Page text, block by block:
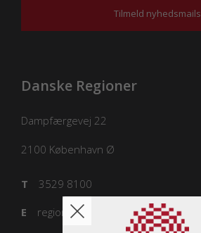
Tilmeld nyhedsmails
Danske Regioner
Dampfærgevej 22
2100 København Ø
3529 8100
T
regioner@regioner.dk
E